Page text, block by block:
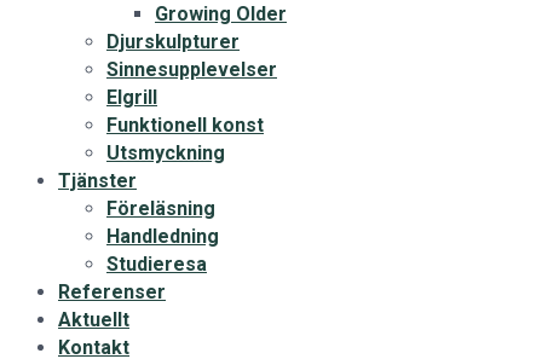
Growing Older
Djurskulpturer
Sinnesupplevelser
Elgrill
Funktionell konst
Utsmyckning
Tjänster
Föreläsning
Handledning
Studieresa
Referenser
Aktuellt
Kontakt